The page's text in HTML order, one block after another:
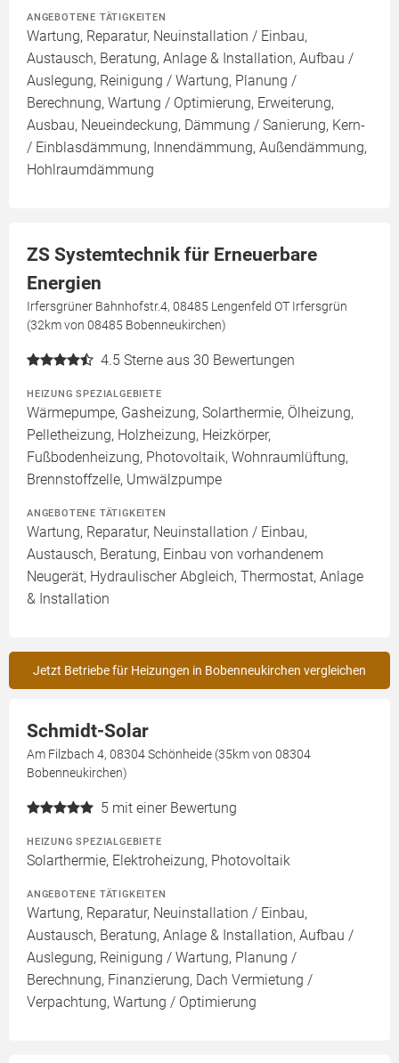
ANGEBOTENE TÄTIGKEITEN
Wartung, Reparatur, Neuinstallation / Einbau,
Austausch, Beratung, Anlage & Installation, Aufbau /
Auslegung, Reinigung / Wartung, Planung /
Berechnung, Wartung / Optimierung, Erweiterung,
Ausbau, Neueindeckung, Dämmung / Sanierung, Kern-
/ Einblasdämmung, Innendämmung, Außendämmung,
Hohlraumdämmung
ZS Systemtechnik für Erneuerbare
Energien
Irfersgrüner Bahnhofstr.4, 08485 Lengenfeld OT Irfersgrün
(32km von 08485 Bobenneukirchen)
4.5 Sterne aus 30 Bewertungen
HEIZUNG SPEZIALGEBIETE
Wärmepumpe, Gasheizung, Solarthermie, Ölheizung,
Pelletheizung, Holzheizung, Heizkörper,
Fußbodenheizung, Photovoltaik, Wohnraumlüftung,
Brennstoffzelle, Umwälzpumpe
ANGEBOTENE TÄTIGKEITEN
Wartung, Reparatur, Neuinstallation / Einbau,
Austausch, Beratung, Einbau von vorhandenem
Neugerät, Hydraulischer Abgleich, Thermostat, Anlage
& Installation
Jetzt Betriebe für Heizungen in Bobenneukirchen vergleichen
Schmidt-Solar
Am Filzbach 4, 08304 Schönheide (35km von 08304
Bobenneukirchen)
5 mit einer Bewertung
HEIZUNG SPEZIALGEBIETE
Solarthermie, Elektroheizung, Photovoltaik
ANGEBOTENE TÄTIGKEITEN
Wartung, Reparatur, Neuinstallation / Einbau,
Austausch, Beratung, Anlage & Installation, Aufbau /
Auslegung, Reinigung / Wartung, Planung /
Berechnung, Finanzierung, Dach Vermietung /
Verpachtung, Wartung / Optimierung